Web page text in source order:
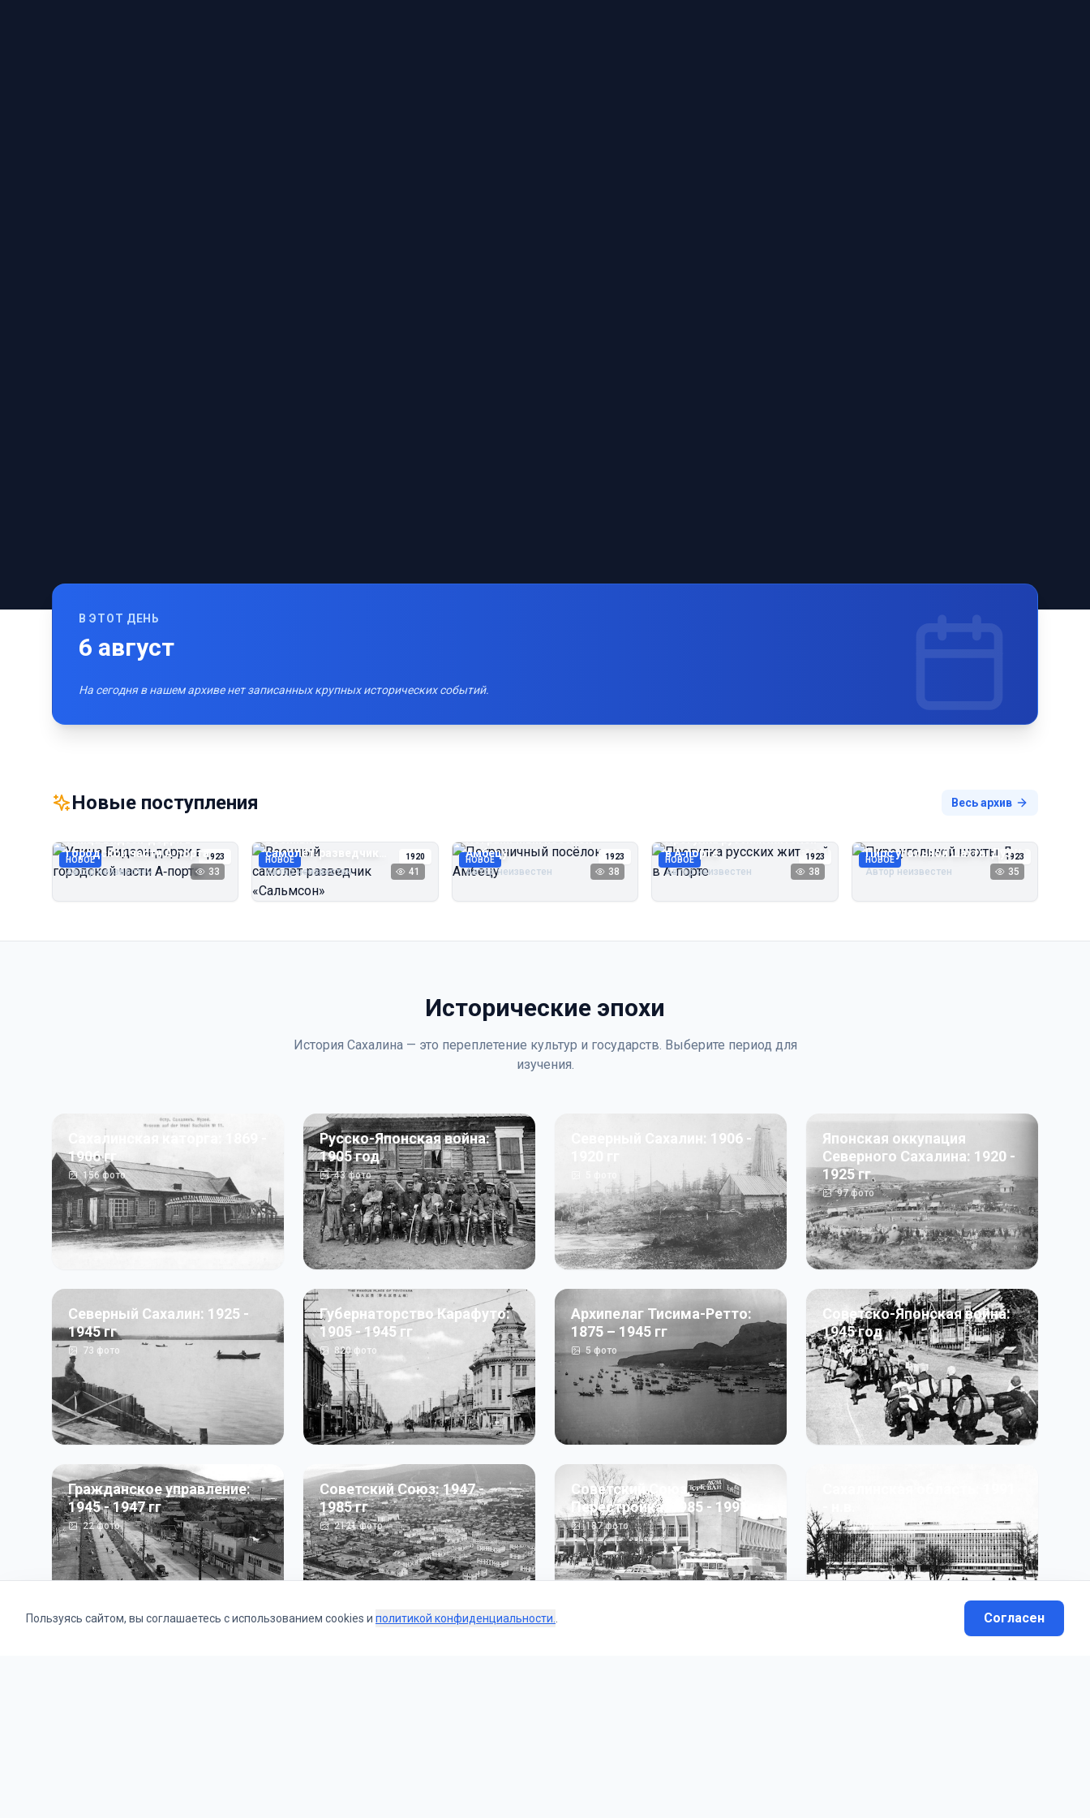
В ЭТОТ ДЕНЬ
6 август
На сегодня в нашем архиве нет записанных крупных исторических событий.
Новые поступления Весь архив
НОВОЕ 1923
Улица Бидзэн‑дорри в
городской части А‑порта
Автор неизвестен 33
НОВОЕ 1920
Военный
самолёт‑разведчик
«Сальмсон»
Автор неизвестен 41
НОВОЕ 1923
Пограничный посёлок
Амбецу
Автор неизвестен 38
НОВОЕ 1923
Прогулка русских жителей
в А‑порте
Автор неизвестен 38
НОВОЕ 1923
Пирс угольной шахты Дуэ
Автор неизвестен 35
Исторические эпохи
История Сахалина — это переплетение культур и государств. Выберите период для
изучения.
Сахалинская каторга: 1869 -
1906 гг
156фото
Русско-Японская война:
1905 год
43фото
Северный Сахалин: 1906 -
Японская оккупация
Северного Сахалина: 1920 -
1925 гг
97фото
Северный Сахалин: 1925 -
1945 гг
73 фото
Губернаторство Карафуто:
1905 - 1945 гг
820фото
Архипелаг Тисима-Ретто:
1875 – 1945 гг
5фото
Советско-Японская война:
1945 год
50фото
Гражданское управление:
1945 - 1947 гг
22фото
Советский Союз: 1947 -
1985 гг
2121фото
Советский Союз.
Перестройка: 1985 - 1991 гг
187фото 13фото
Пользуясь сайтом, вы соглашаетесь с использованием cookies и политикой конфиденциальности. Согласен